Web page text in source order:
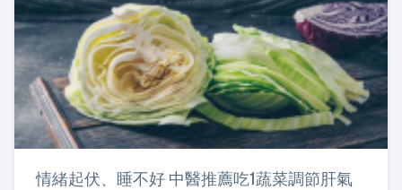
情緒起伏、睡不好 中醫推薦吃1蔬菜調節肝氣